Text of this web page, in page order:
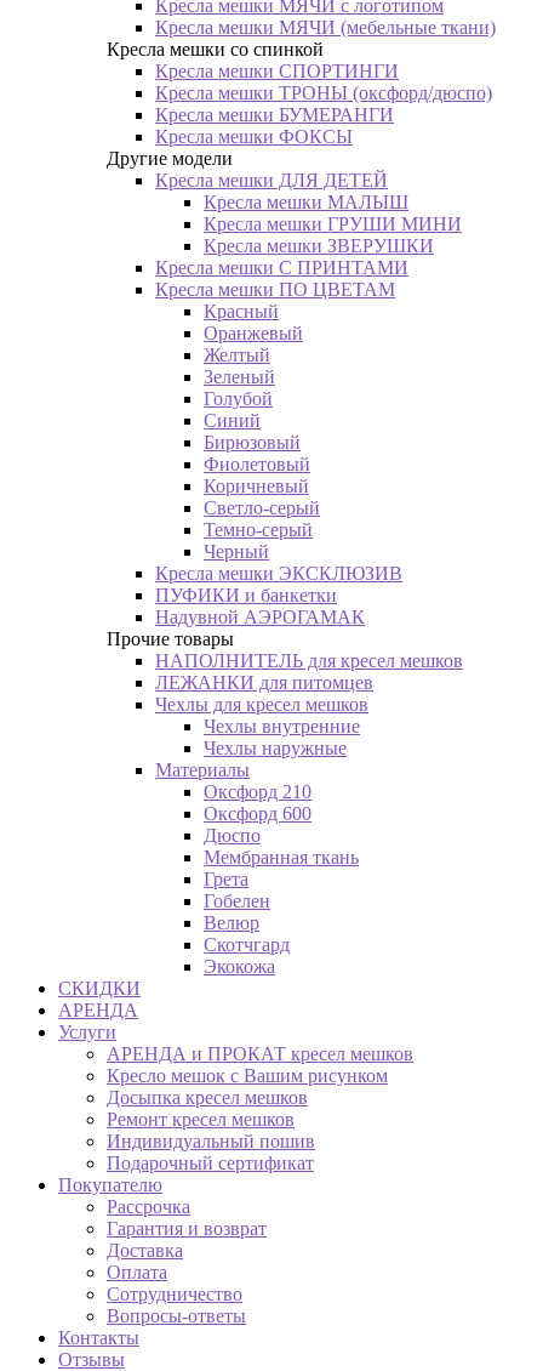
Кресла мешки МЯЧИ с логотипом
Кресла мешки МЯЧИ (мебельные ткани)
Кресла мешки со спинкой
Кресла мешки СПОРТИНГИ
Кресла мешки ТРОНЫ (оксфорд/дюспо)
Кресла мешки БУМЕРАНГИ
Кресла мешки ФОКСЫ
Другие модели
Кресла мешки ДЛЯ ДЕТЕЙ
Кресла мешки МАЛЫШ
Кресла мешки ГРУШИ МИНИ
Кресла мешки ЗВЕРУШКИ
Кресла мешки С ПРИНТАМИ
Кресла мешки ПО ЦВЕТАМ
Красный
Оранжевый
Желтый
Зеленый
Голубой
Синий
Бирюзовый
Фиолетовый
Коричневый
Светло-серый
Темно-серый
Черный
Кресла мешки ЭКСКЛЮЗИВ
ПУФИКИ и банкетки
Надувной АЭРОГАМАК
Прочие товары
НАПОЛНИТЕЛЬ для кресел мешков
ЛЕЖАНКИ для питомцев
Чехлы для кресел мешков
Чехлы внутренние
Чехлы наружные
Материалы
Оксфорд 210
Оксфорд 600
Дюспо
Мембранная ткань
Грета
Гобелен
Велюр
Скотчгард
Экокожа
СКИДКИ
АРЕНДА
Услуги
АРЕНДА и ПРОКАТ кресел мешков
Кресло мешок с Вашим рисунком
Досыпка кресел мешков
Ремонт кресел мешков
Индивидуальный пошив
Подарочный сертификат
Покупателю
Рассрочка
Гарантия и возврат
Доставка
Оплата
Сотрудничество
Вопросы-ответы
Контакты
Отзывы